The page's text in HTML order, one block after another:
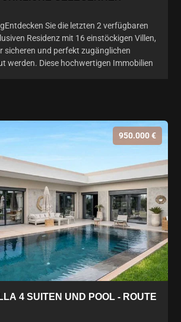
Sie die letzten 2 verfügbaren
Residenz mit 16 einstöckigen Villen,
sicheren und perfekt zugänglichen
werden. Diese hochwertigen Immobilien
950.000 €
4 SUITEN UND POOL - ROUTE